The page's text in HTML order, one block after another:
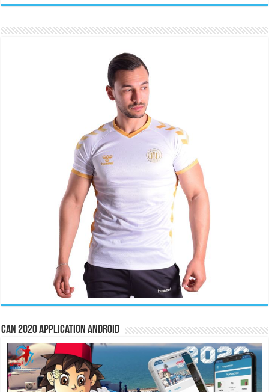
CAN 2020 Application Android